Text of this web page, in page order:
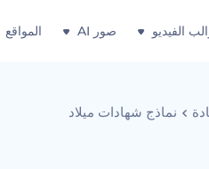
الفيديو صور AI المواقع
نماذج شهادات ميلاد